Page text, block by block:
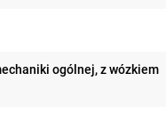
ogólnej, z wózkiem